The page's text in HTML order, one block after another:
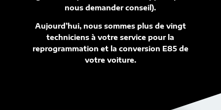
nous demander conseil).
Aujourd’hui, nous sommes plus de vingt
techniciens à votre service pour la
reprogrammation et la conversion E85 de
votre voiture.